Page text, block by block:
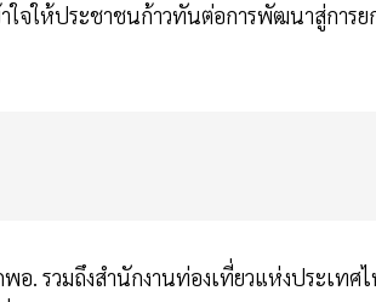
าใจให้ประชาชนก้าวทันต่อการพัฒนาสู่การ
อ. รวมถึงสำนักงานท่องเที่ยวแห่งประเท